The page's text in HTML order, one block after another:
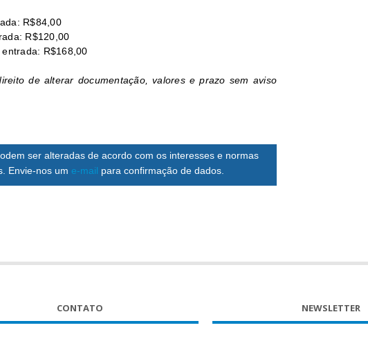
R$84,00
R$120,00
R$168,00
de alterar documentação, valores e prazo sem aviso
ser alteradas de acordo com os interesses e normas
Envie-nos um e-mail para confirmação de dados.
CONTATO NEWSLETTER